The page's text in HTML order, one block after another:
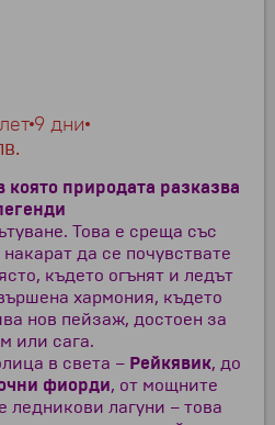
9 дни
природата разказва
Това е среща със
да се почувствате
където огънят и ледът
хармония, където
нов пейзаж, достоен за
или сага.
в света – Рейкявик, до
фиорди, от мощните
ледникови лагуни – това